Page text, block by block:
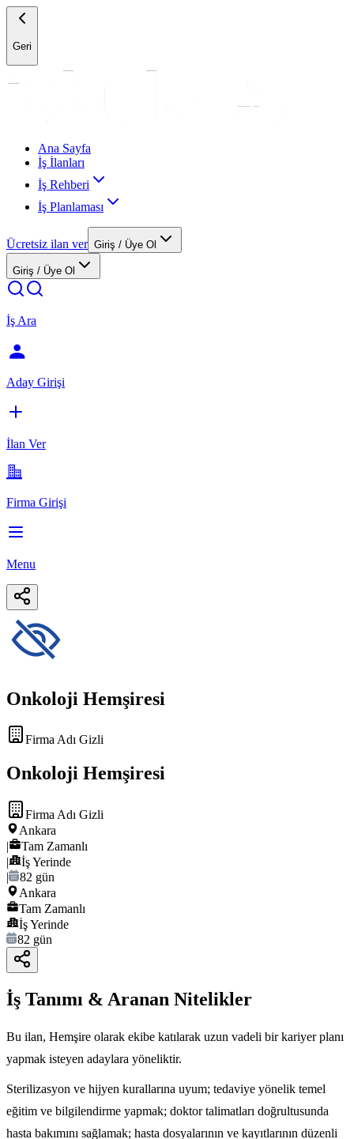
Geri
Ana Sayfa
İş İlanları
İş Rehberi
İş Planlaması
Ücretsiz ilan ver Giriş / Üye Ol
Giriş / Üye Ol
İş Ara
Aday Girişi
İlan Ver
Firma Girişi
Menu
Onkoloji Hemşiresi
Firma Adı Gizli
Onkoloji Hemşiresi
Firma Adı Gizli
Ankara
|
Tam Zamanlı
|
İş Yerinde
|
82 gün
Ankara
Tam Zamanlı
İş Yerinde
82 gün
İş Tanımı & Aranan Nitelikler
Bu ilan, Hemşire olarak ekibe katılarak uzun vadeli bir kariyer planı
yapmak isteyen adaylara yöneliktir.
Sterilizasyon ve hijyen kurallarına uyum; tedaviye yönelik temel
eğitim ve bilgilendirme yapmak; doktor talimatları doğrultusunda
hasta bakımını sağlamak; hasta dosyalarının ve kayıtlarının düzenli